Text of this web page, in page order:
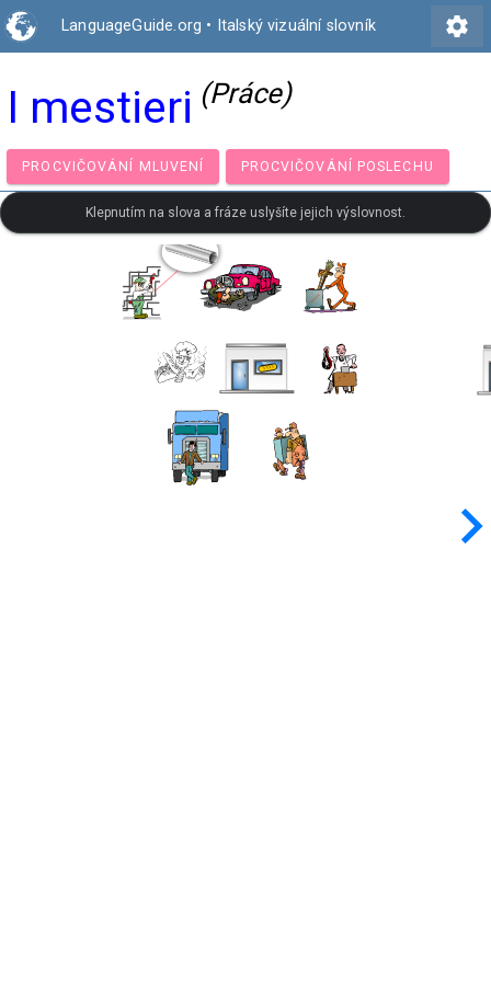
LanguageGuide.org • Italský vizuální slovník settings
I mestieri (Práce)
PROCVIČOVÁNÍ MLUVENÍ PROCVIČOVÁNÍ
Klepnutím na slova a fráze uslyšíte jejich výslovnost.